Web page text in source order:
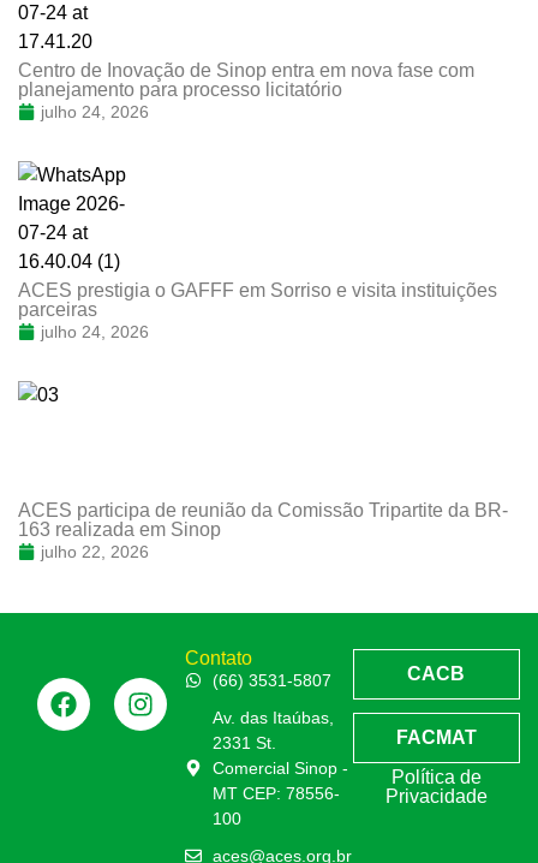
Centro de Inovação de Sinop entra em nova fase com
planejamento para processo licitatório
julho 24, 2026
ACES prestigia o GAFFF em Sorriso e visita instituições
parceiras
julho 24, 2026
ACES participa de reunião da Comissão Tripartite da BR-
163 realizada em Sinop
julho 22, 2026
Contato
(66) 3531-5807
Av. das Itaúbas,
2331 St.
Comercial Sinop -
MT CEP: 78556-
100
aces@aces.org.br
CACB
FACMAT
Política de
Privacidade